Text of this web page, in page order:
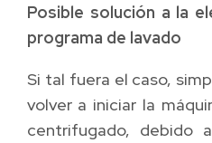
Posible solución a la
programa de lavado
Si tal fuera el caso,
volver a iniciar la
centrifugado, debido